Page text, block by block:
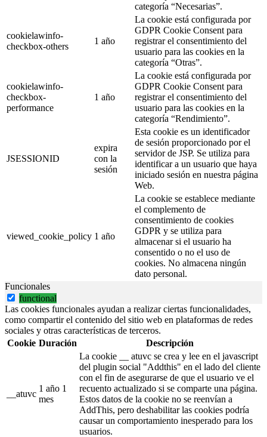
categoría “Necesarias”.
cookielawinfo-
checkbox-others
1 año
La cookie está configurada por
GDPR Cookie Consent para
registrar el consentimiento del
usuario para las cookies en la
categoría “Otras”.
cookielawinfo-
checkbox-
performance
1 año
La cookie está configurada por
GDPR Cookie Consent para
registrar el consentimiento del
usuario para las cookies en la
categoría “Rendimiento”.
JSESSIONID
expira
con la
sesión
Esta cookie es un identificador
de sesión proporcionado por el
servidor de JSP. Se utiliza para
identificar a un usuario que haya
iniciado sesión en nuestra página
Web.
viewed_cookie_policy 1 año
La cookie se establece mediante
el complemento de
consentimiento de cookies
GDPR y se utiliza para
almacenar si el usuario ha
consentido o no el uso de
cookies. No almacena ningún
dato personal.
Funcionales
functional
Las cookies funcionales ayudan a realizar ciertas funcionalidades,
como compartir el contenido del sitio web en plataformas de redes
sociales y otras características de terceros.
Cookie Duración Descripción
__atuvc
1 año 1
mes
La cookie __ atuvc se crea y lee en el javascript
del plugin social "Addthis" en el lado del cliente
con el fin de asegurarse de que el usuario ve el
recuento actualizado si se comparte una página.
Estos datos de la cookie no se reenvían a
AddThis, pero deshabilitar las cookies podría
causar un comportamiento inesperado para los
usuarios.